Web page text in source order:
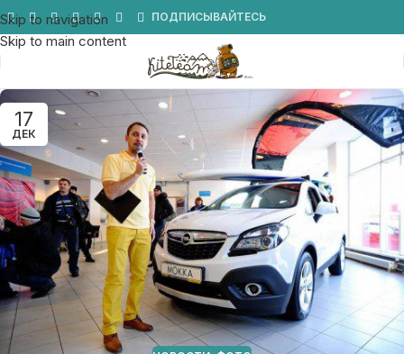
Skip to navigation
Skip to main content
ПОДПИСЫВАЙТЕСЬ
17
ДЕК